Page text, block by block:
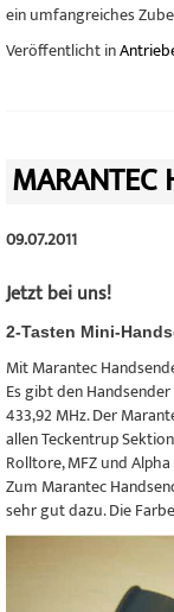
ein umfangreiches
Veröffentlicht in
MARANTEC
09.07.2011
Jetzt bei uns!
2-Tasten Mini-
Mit Marantec
Es gibt den
433,92 MHz. Der
allen Teckentrup
Rolltore, MFZ und
Zum Marantec
sehr gut dazu. Die